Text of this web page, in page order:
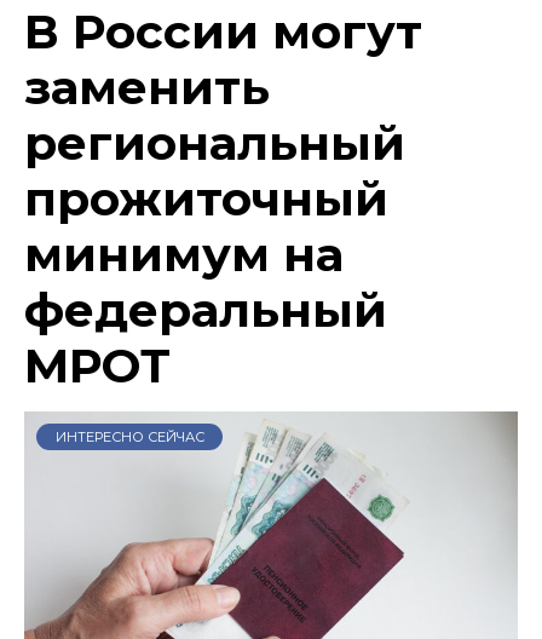
В России могут
заменить
региональный
прожиточный
минимум на
федеральный
МРОТ
ИНТЕРЕСНО СЕЙЧАС